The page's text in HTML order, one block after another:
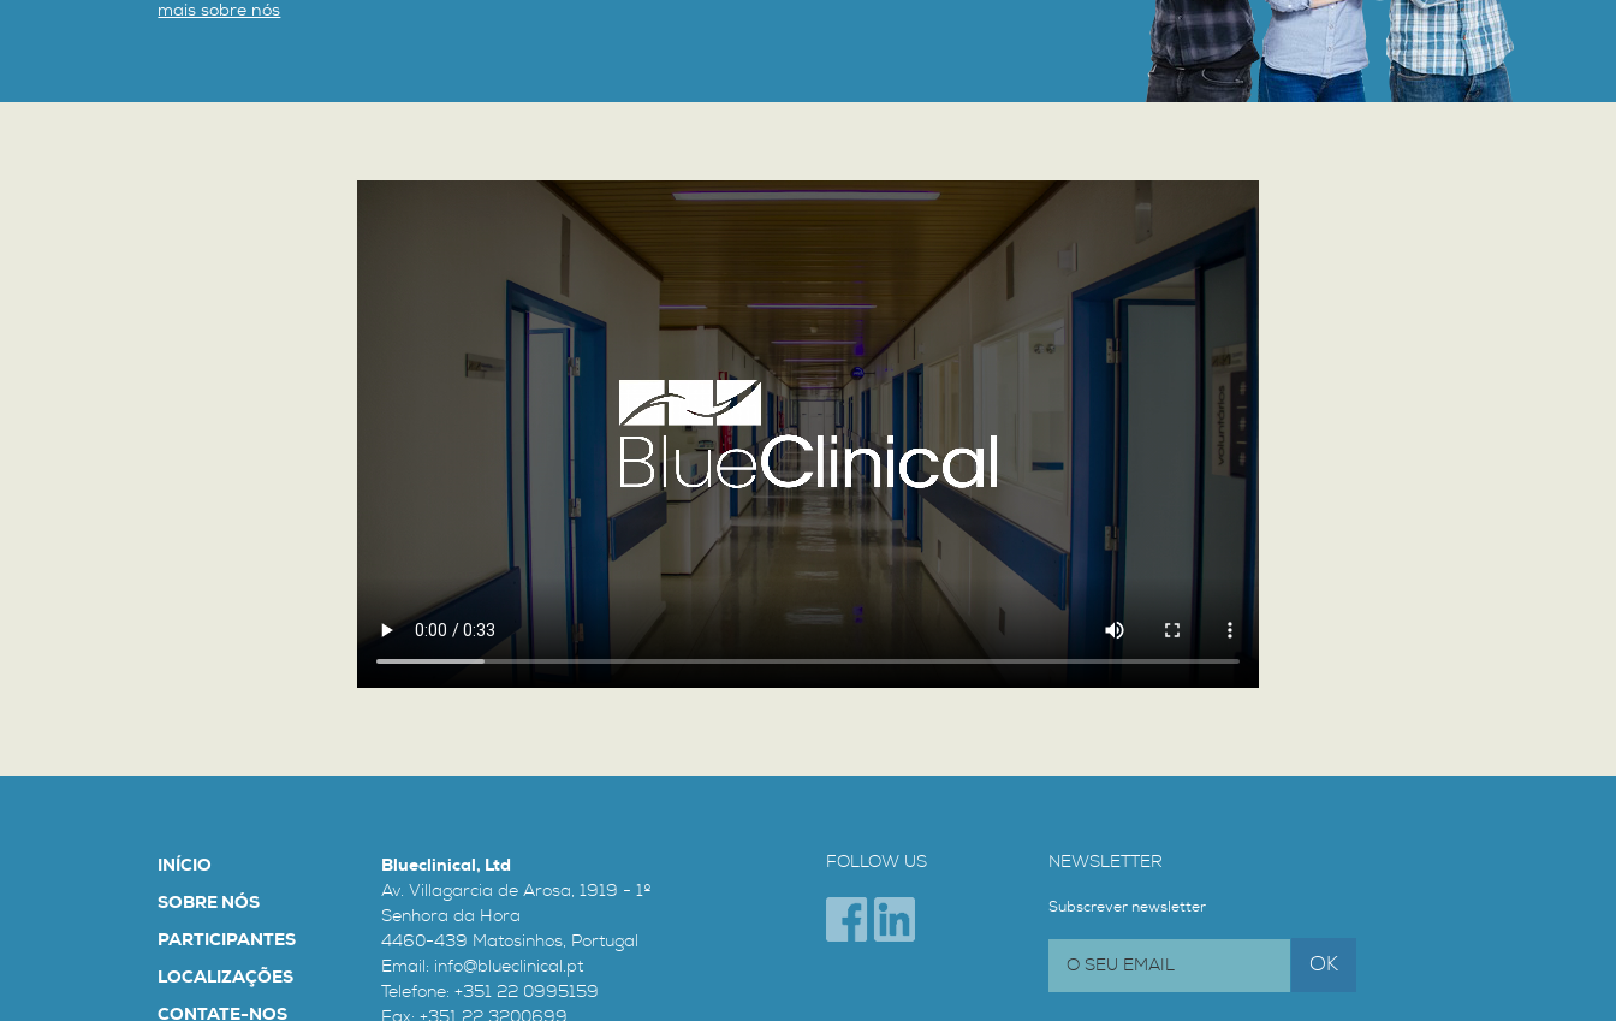
mais sobre nós
INÍCIO
SOBRE NÓS
PARTICIPANTES
LOCALIZAÇÕES
CONTATE-NOS
Blueclinical, Ltd
Av. Villagarcia de Arosa, 1919 - 1º
Senhora da Hora
4460-439 Matosinhos, Portugal
Email: info@blueclinical.pt
Telefone: +351 22 0995159
FOLLOW US NEWSLETTER
Subscrever newsletter